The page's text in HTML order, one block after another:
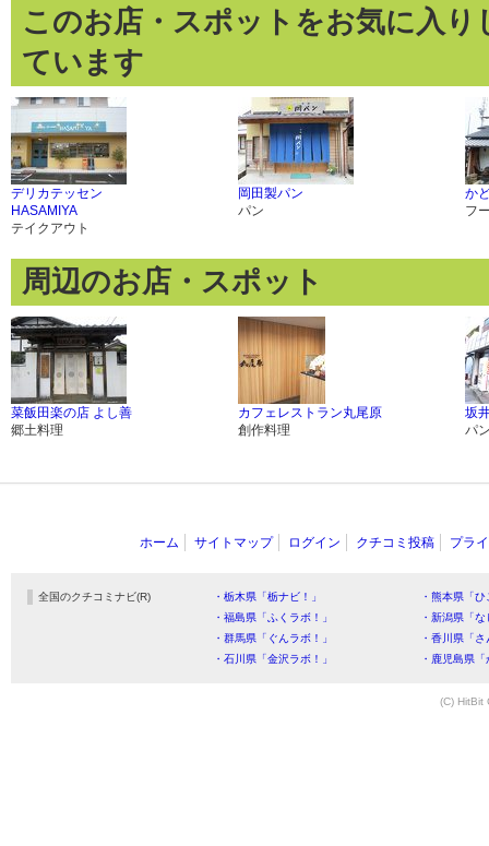
このお店・スポットをお気に入
ています
デリカテッセン
HASAMIYA
テイクアウト
岡田製パン
パン
か
フ
周辺のお店・スポット
菜飯田楽の店 よし善
郷土料理
カフェレストラン丸尾原
創作料理
坂
パ
ホーム サイトマップ ログイン クチコミ投稿 プラ
全国のクチコミナビ(R) ・栃木県「栃ナビ！」
・熊本県「
・福島県「ふくラボ！」
・新潟県「
・群馬県「ぐんラボ！」
・香川県「
・石川県「金沢ラボ！」
・鹿児島県
(C) HitBit